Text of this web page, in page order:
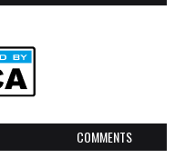
COMMENTS